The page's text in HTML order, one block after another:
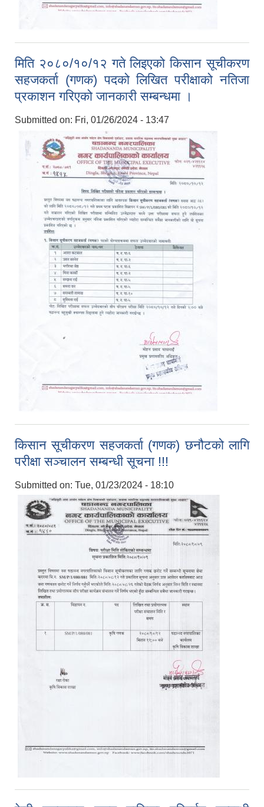
मिति २०८०/१०/१२ गते लिइएको किसान सूचीकरण
सहजकर्ता (गणक) पदको लिखित परीक्षाको नतिजा
प्रकाशन गरिएको जानकारी सम्बन्धमा ।
Submitted on: Fri, 01/26/2024 - 13:47
किसान सूचीकरण सहजकर्ता (गणक) छनौटको लागि
परीक्षा सञ्चालन सम्बन्धी सूचना !!!
Submitted on: Tue, 01/23/2024 - 18:10